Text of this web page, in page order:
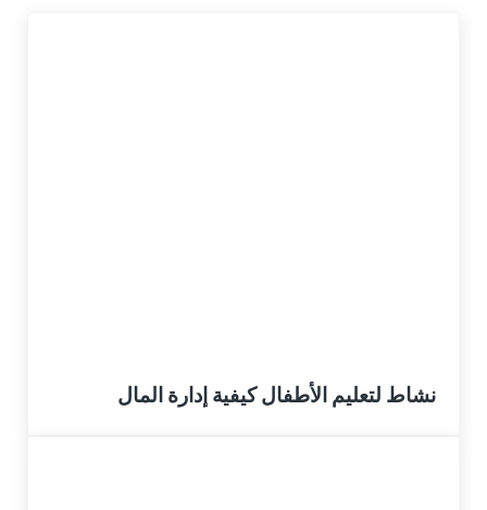
نشاط لتعليم الأطفال كيفية إدارة المال